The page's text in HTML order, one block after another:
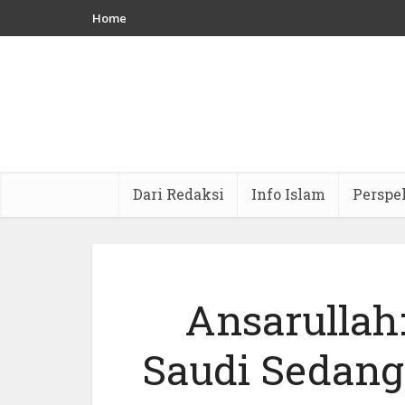
Home
Dari Redaksi Info Islam
Saudi